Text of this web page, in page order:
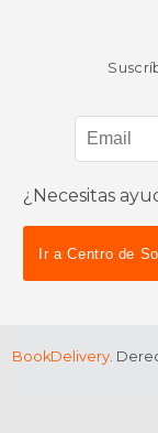
12%
¿Necesitas
Ir a Centro de
BookDelivery.